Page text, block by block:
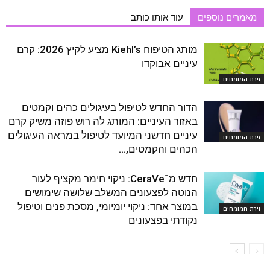
מאמרים נוספים עוד אותו כותב
זירת המומחים
מותג הטיפוח Kiehl’s מציע לקיץ 2026: קרם
עיניים אבוקדו
זירת המומחים
הדור החדש לטיפול בעיגולים כהים וקמטים
באזור העיניים: המותג לה רוש פוזה משיק קרם
עיניים חדשני המיועד לטיפול במראה העיגולים
הכהים והקמטים,...
זירת המומחים
חדש מ־CeraVe: ניקוי חימר מקציף לעור
הנוטה לפצעונים המשלב שלושה שימושים
במוצר אחד: ניקוי יומיומי, מסכת פנים וטיפול
נקודתי בפצעונים